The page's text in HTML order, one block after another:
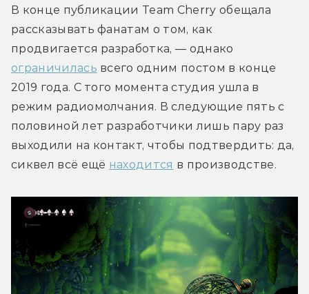
В конце публикации Team Cherry обещала
рассказывать фанатам о том, как
ограничилась всего одним постом в конце
2019 года. С того момента студия ушла в
режим радиомолчания. В следующие пять с
половиной лет разработчики лишь пару раз
выходили на контакт, чтобы подтвердить: да,
сиквел всё ещё находится в производстве.